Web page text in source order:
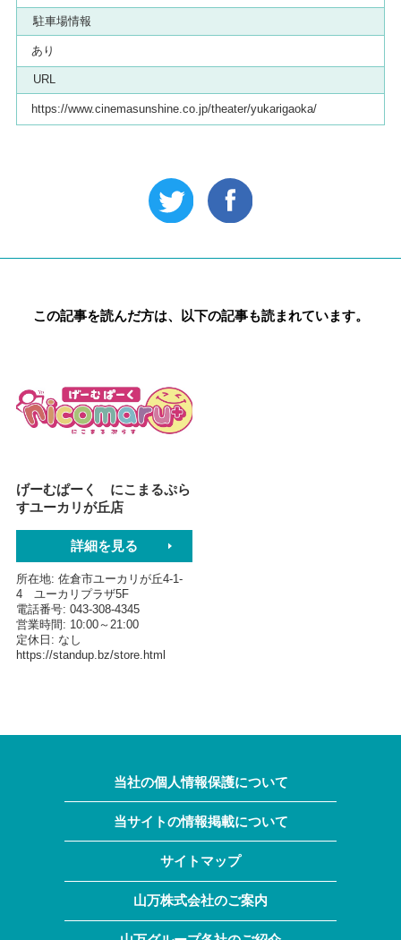
駐車場情報
あり
URL
https://www.cinemasunshine.co.jp/theater/yukarigaoka/
この記事を読んだ方は、以下の記事も読まれています。
げーむぱーく にこまるぷら
すユーカリが丘店
詳細を見る
所在地 佐倉市ユーカリが丘4-1-
4 ユーカリプラザ5F
電話番号 043-308-4345
営業時間
10:00～21:00
定休日
なし
https://standup.bz/store.html
当社の個人情報保護について
当サイトの情報掲載について
サイトマップ
山万株式会社のご案内